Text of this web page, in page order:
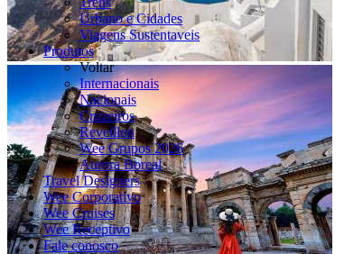
Urbano e Cidades
Viagens Sustentaveis
Produtos
Voltar
Internacionais
Nacionais
Cruzeiros
Reveillon
Wee Grupos 2026
Aurora Boreal
Travel Designers
Wee Corporativo
Wee Cruises
Wee Receptivo
Fale conosco